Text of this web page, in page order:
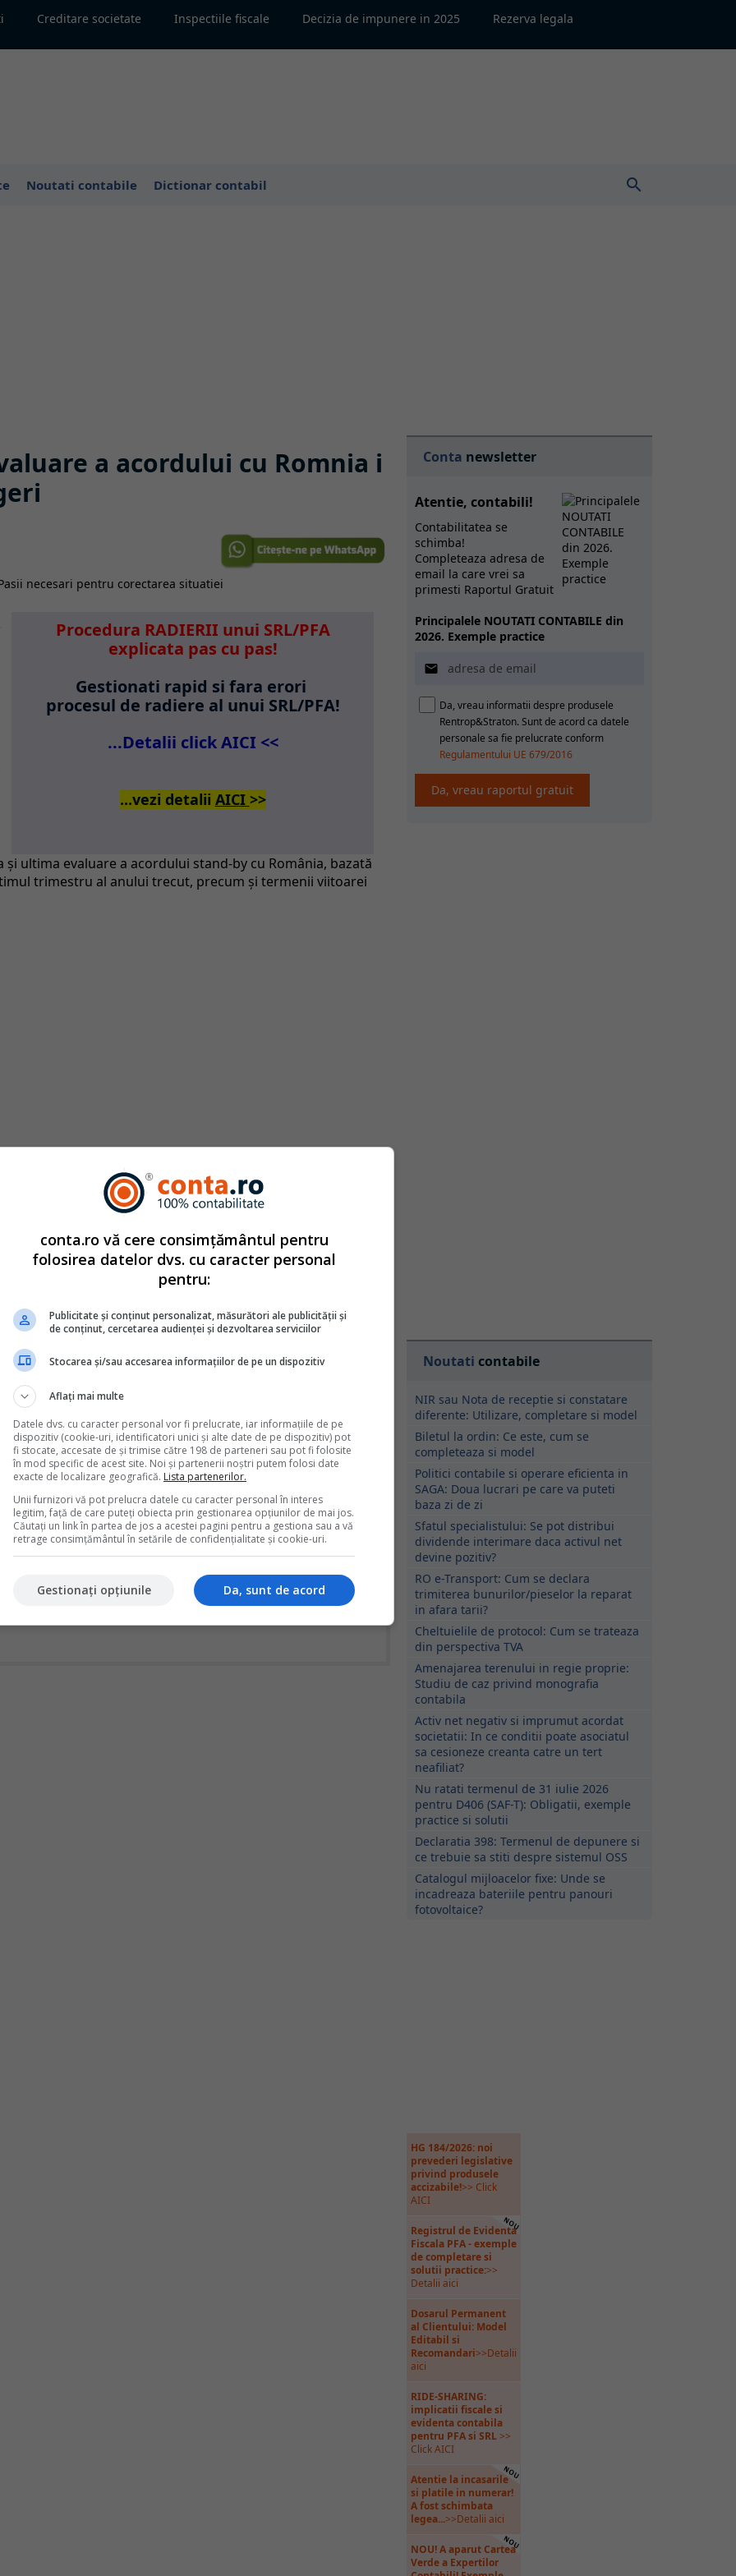
Creditare societate Inspectiile fiscale Decizia de impunere in 2025 Rezerva legala
Noutati contabile Dictionar contabil search
a acordului cu Romnia i
Procedura RADIERII unui SRL/PFA
explicata pas cu pas!
Gestionati rapid si fara erori
procesul de radiere al unui SRL/PFA!
...Detalii click AICI <<
...vezi detalii AICI >>
ultima evaluare a acordului stand-by cu România, bazată
trimestru al anului trecut, precum şi termenii viitoarei
din autori cu experienta dovedita pe domenii precum
Colectivul si-a propus sa creeze continut interesant si bine
Va oferim solutii utile pentru orice dilema legislativa cu
contabile complete
inregistreaza cesiunea facturilor catre banca
de firme pentru a-si finanta rapid activitatea, cesionand facturile
in schimbul unei finantari imediate. De multe ori, in practica,
cand se scoate factura din contul 4111 - la data cererii de
dobanda si comisionul retinute de banca? Cum poti
UE. Monografie contabila si tratament fiscal
Uniunii Europene implica o serie de particularitati fiscale
corect pentru a evita erori de raportare sau riscuri la un
din perspectiva TVA si a taxarii inverse, pana la inregistrarile
de nerezidenti, fiecare tranzactie necesita o analiza atenta a
Conta newsletter
Atentie, contabili!
Contabilitatea se
schimba!
Completeaza adresa de
email la care vrei sa
primesti Raportul Gratuit
Principalele NOUTATI CONTABILE din
2026. Exemple practice

Da, vreau informatii despre produsele
Rentrop&Straton. Sunt de acord ca datele
personale sa fie prelucrate conform
Regulamentului UE 679/2016
Noutati contabile
NIR sau Nota de receptie si constatare
diferente: Utilizare, completare si model
Biletul la ordin: Ce este, cum se
completeaza si model
Politici contabile si operare eficienta in
SAGA: Doua lucrari pe care va puteti
baza zi de zi
Sfatul specialistului: Se pot distribui
dividende interimare daca activul net
devine pozitiv?
RO e-Transport: Cum se declara
trimiterea bunurilor/pieselor la reparat
in afara tarii?
Cheltuielile de protocol: Cum se trateaza
din perspectiva TVA
Amenajarea terenului in regie proprie:
Studiu de caz privind monografia
contabila
Activ net negativ si imprumut acordat
societatii: In ce conditii poate asociatul
sa cesioneze creanta catre un tert
neafiliat?
Nu ratati termenul de 31 iulie 2026
pentru D406 (SAF-T): Obligatii, exemple
practice si solutii
Declaratia 398: Termenul de depunere si
ce trebuie sa stiti despre sistemul OSS
Catalogul mijloacelor fixe: Unde se
incadreaza bateriile pentru panouri
fotovoltaice?
HG 184/2026: noi
prevederi legislative
privind produsele
accizabile!>> Click
AICI
Registrul de Evidenta
Fiscala PFA - exemple
de completare si
solutii practice:>>
Detalii aici
Dosarul Permanent
al Clientului: Model
Editabil si
Recomandari>>Detalii
aici
RIDE-SHARING:
implicatii fiscale si
evidenta contabila
pentru PFA si SRL>>
Click AICI
Atentie la incasarile
si platile in numerar!
A fost schimbata
legea...>>Detalii aici
NOU! A aparut Cartea
Verde a Expertilor
conta.ro vă cere consimțământul pentru
folosirea datelor dvs. cu caracter personal
pentru:
Publicitate și conținut personalizat, măsurători ale publicității și
de conținut, cercetarea audienței și dezvoltarea serviciilor
Stocarea și/sau accesarea informațiilor de pe un dispozitiv
Aflați mai multe
Datele dvs. cu caracter personal vor fi prelucrate, iar informațiile de pe
dispozitiv (cookie-uri, identificatori unici și alte date de pe dispozitiv) pot
fi stocate, accesate de și trimise către 198 de parteneri sau pot fi folosite
în mod specific de acest site. Noi și partenerii noștri putem folosi date
exacte de localizare geografică. Lista partenerilor.
Unii furnizori vă pot prelucra datele cu caracter personal în interes
legitim, față de care puteți obiecta prin gestionarea opțiunilor de mai jos.
Căutați un link în partea de jos a acestei pagini pentru a gestiona sau a vă
retrage consimțământul în setările de confidențialitate și cookie-uri.
Da, sunt de acord
Gestionați opțiunile